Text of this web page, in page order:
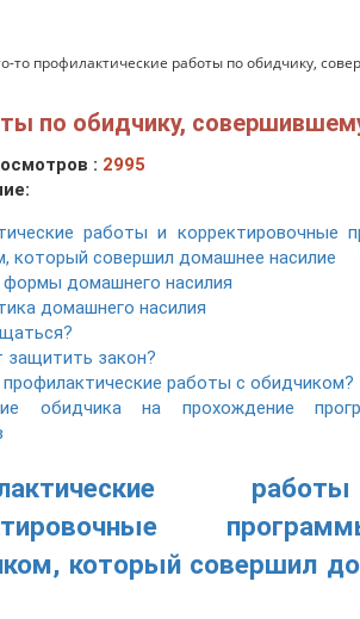
то профилактические работы по обидчику,
по обидчику,
: 2995
работы и корректировочные
который совершил домашнее насилие
формы домашнего насилия
домашнего насилия
защитить закон?
работы с обидчиком?
обидчика на прохождение
который совершил